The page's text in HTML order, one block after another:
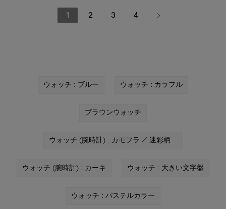
1 2 3 4
ウォッチ : ブルー ウォッチ : カラフル
ブラウンウォッチ
ウォッチ (腕時計) : カモフラ / 迷彩柄
ウォッチ (腕時計) : カーキ ウォッチ : 大きい文字盤
ウォッチ : パステルカラー